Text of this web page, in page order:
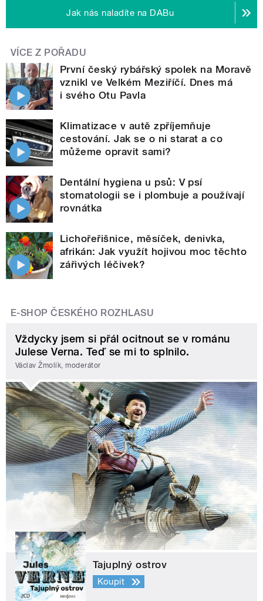
Jak nás naladíte na DABu
VÍCE Z POŘADU
První český rybářský spolek na Moravě
vznikl ve Velkém Meziříčí. Dnes má
i svého Otu Pavla
Klimatizace v autě zpříjemňuje
cestování. Jak se o ni starat a co
můžeme opravit sami?
Dentální hygiena u psů: V psí
stomatologii se i plombuje a používají
rovnátka
Lichořeřišnice, měsíček, denivka,
afrikán: Jak využít hojivou moc těchto
zářivých léčivek?
E-SHOP ČESKÉHO ROZHLASU
Vždycky jsem si přál ocitnout se v románu
Julese Verna. Teď se mi to splnilo.
Václav Žmolík, moderátor
Tajuplný ostrov
Koupit